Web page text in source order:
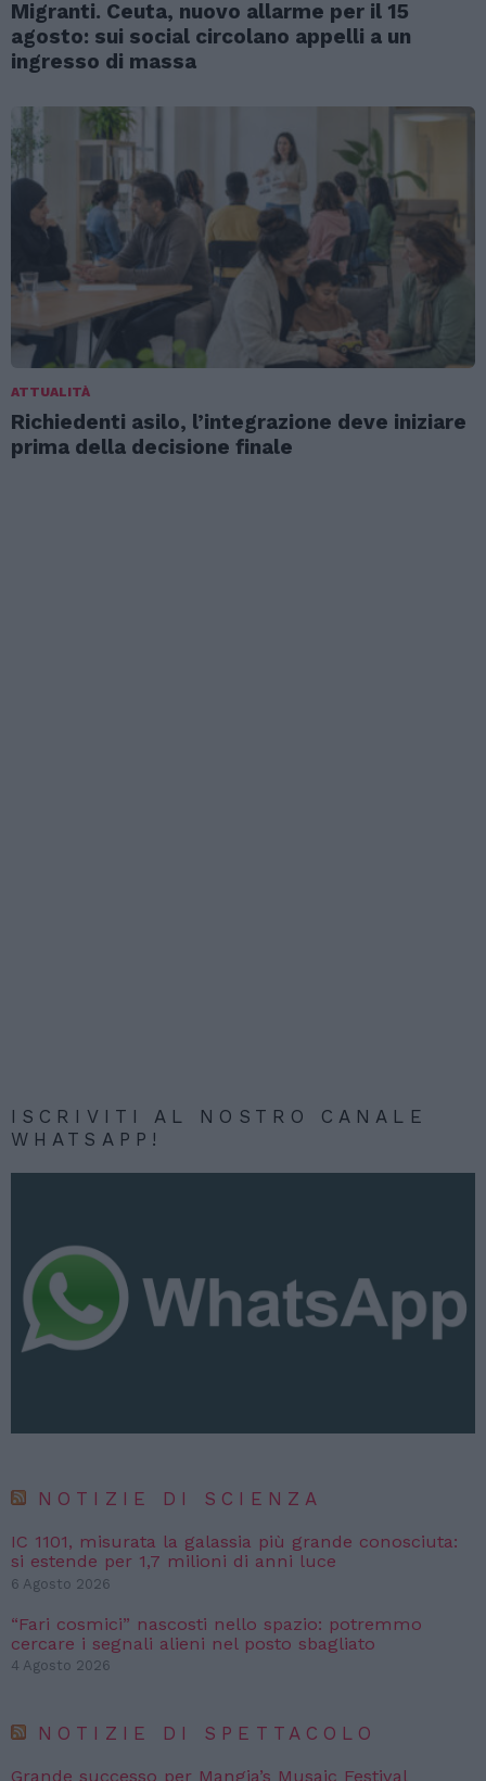
Migranti. Ceuta, nuovo allarme per il 15
agosto: sui social circolano appelli a un
ingresso di massa
ATTUALITÀ
Richiedenti asilo, l’integrazione deve iniziare
prima della decisione finale
ISCRIVITI AL NOSTRO CANALE
WHATSAPP!
NOTIZIE DI SCIENZA
IC 1101, misurata la galassia più grande conosciuta:
si estende per 1,7 milioni di anni luce
6 Agosto 2026
“Fari cosmici” nascosti nello spazio: potremmo
cercare i segnali alieni nel posto sbagliato
4 Agosto 2026
NOTIZIE DI SPETTACOLO
Grande successo per Mangia’s Musaic Festival